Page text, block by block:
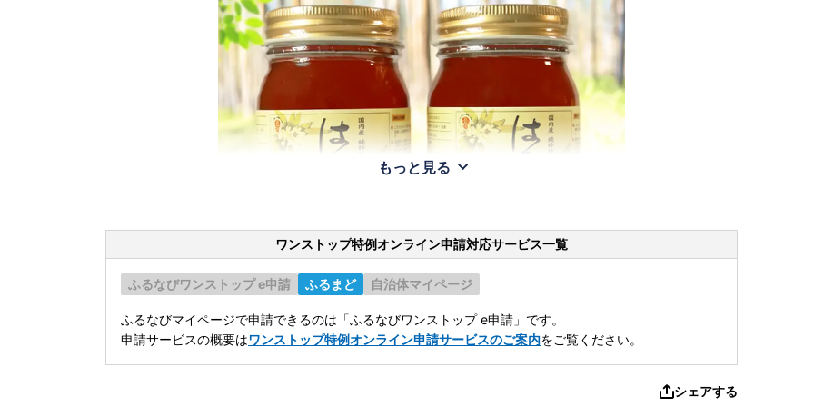
もっと見る
ワンストップ特例オンライン申請対応サービス一覧
ふるなびワンストップ e申請 ふるまど 自治体マイページ
ふるなびマイページで申請できるのは「ふるなびワンストップ e申請」です。
申請サービスの概要はワンストップ特例オンライン申請サービスのご案内をご覧ください。
シェアする